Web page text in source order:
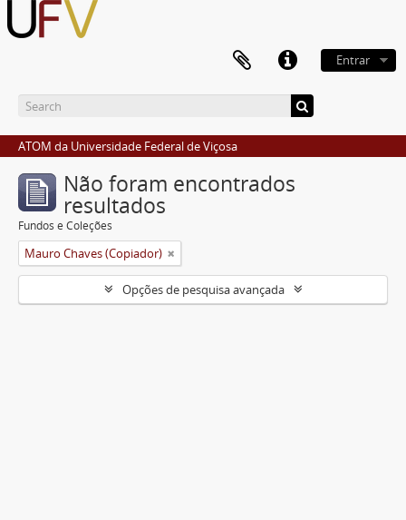
Entrar
ATOM da Universidade Federal de Viçosa
Não foram encontrados
resultados
Fundos e Coleções
Mauro Chaves (Copiador)
Opções de pesquisa avançada